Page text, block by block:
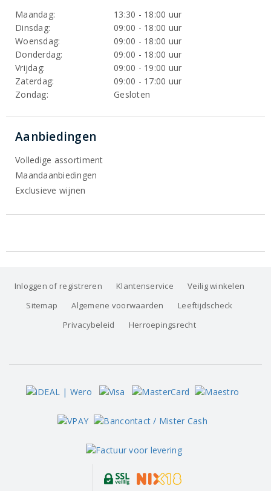
Maandag:
13:30 - 18:00 uur
Dinsdag:
09:00 - 18:00 uur
Woensdag:
09:00 - 18:00 uur
Donderdag:
09:00 - 18:00 uur
Vrijdag:
09:00 - 19:00 uur
Zaterdag:
09:00 - 17:00 uur
Zondag:
Gesloten
Aanbiedingen
Volledige assortiment
Maandaanbiedingen
Exclusieve wijnen
Inloggen of registreren Klantenservice
Veilig winkelen
Sitemap
Algemene voorwaarden
Leeftijdscheck
Privacybeleid
Herroepingsrecht